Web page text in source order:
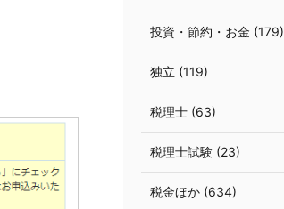
投資・節約・お金 (179)
独立 (119)
税理士 (63)
税理士試験 (23)
税金ほか (634)